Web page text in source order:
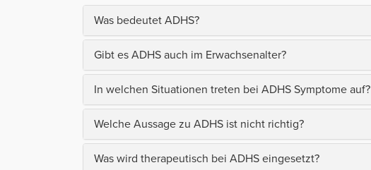
Was bedeutet ADHS?
Gibt es ADHS auch im Erwachsenalter?
In welchen Situationen treten bei ADHS Symptome auf?
Welche Aussage zu ADHS ist nicht richtig?
Was wird therapeutisch bei ADHS eingesetzt?